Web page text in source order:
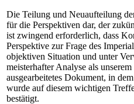
Die Teilung und Neuaufteilung
für die Perspektiven dar, der
ist zwingend erforderlich, dass
Perspektive zur Frage des
objektiven Situation und unter
meisterhafter Analyse als
ausgearbeitetes Dokument, in
wurde auf diesem wichtigen
bestätigt.